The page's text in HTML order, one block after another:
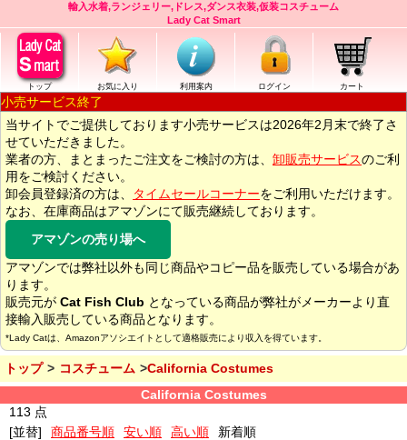
輸入水着,ランジェリー,ドレス,ダンス衣装,仮装コスチューム
Lady Cat Smart
トップ お気に入り 利用案内 ログイン カート
小売サービス終了
当サイトでご提供しております小売サービスは2026年2月末で終了さ
せていただきました。
業者の方、まとまったご注文をご検討の方は、 卸販売サービスのご利
用をご検討ください。
卸会員登録済の方は、
タイムセールコーナーをご利用いただけます。
なお、在庫商品はアマゾンにて販売継続しております。
アマゾンの売り場へ
アマゾンでは弊社以外も同じ商品やコピー品を販売している場合があ
ります。
販売元が Cat Fish Club となっている商品が弊社がメーカーより直
接輸入販売している商品となります。
*Lady Catは、Amazonアソシエイトとして適格販売により収入を得ています。
トップ コスチューム
California Costumes
California Costumes
113 点
[並替]
商品番号順 安い順 高い順
新着順